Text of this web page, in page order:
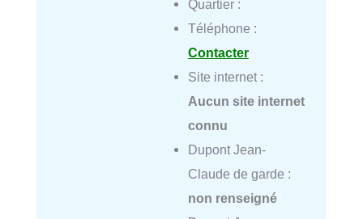
Quartier :
Téléphone :
Contacter
Site internet :
Aucun site internet
connu
Dupont Jean-
Claude de garde :
non renseigné